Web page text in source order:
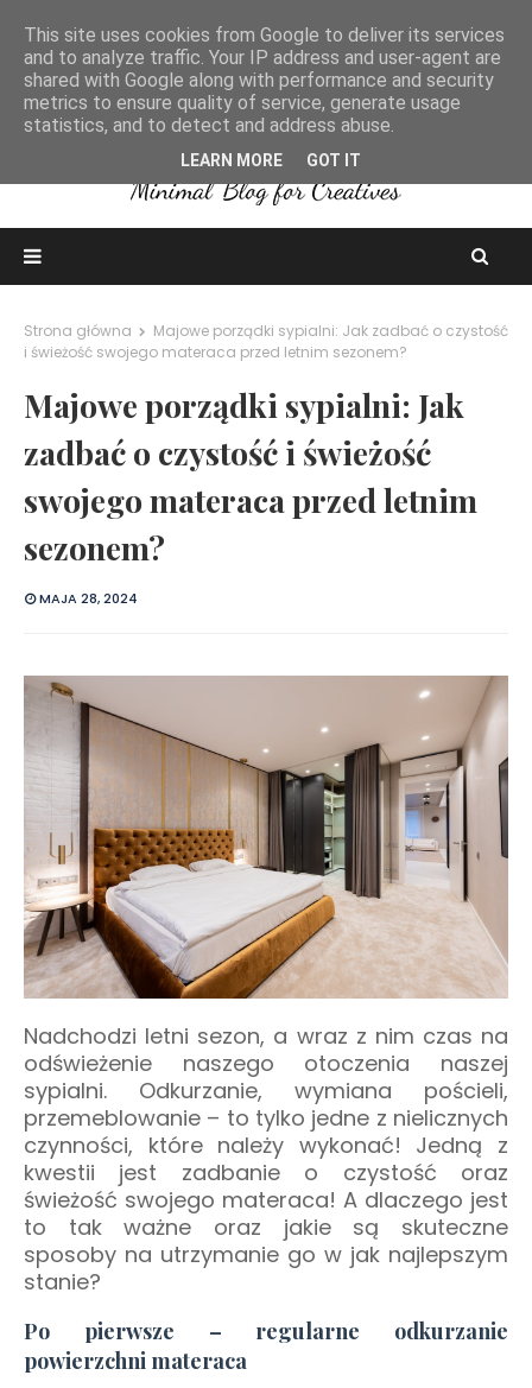
Strona główna
Majowe porządki sypialni: Jak zadbać o czystość
i świeżość swojego materaca przed letnim sezonem?
Majowe porządki sypialni: Jak
zadbać o czystość i świeżość
swojego materaca przed letnim
sezonem?
MAJA 28, 2024
Nadchodzi letni sezon, a wraz z nim czas na
odświeżenie naszego otoczenia naszej
sypialni. Odkurzanie, wymiana pościeli,
przemeblowanie – to tylko jedne z nielicznych
czynności, które należy wykonać! Jedną z
kwestii jest zadbanie o czystość oraz
świeżość swojego materaca! A dlaczego jest
to tak ważne oraz jakie są skuteczne
sposoby na utrzymanie go w jak najlepszym
stanie?
Po pierwsze – regularne odkurzanie
powierzchni materaca
This site uses cookies from Google to deliver its services
and to analyze traffic. Your IP address and user-agent are
shared with Google along with performance and security
metrics to ensure quality of service, generate usage
statistics, and to detect and address abuse.
LEARN MORE GOT IT